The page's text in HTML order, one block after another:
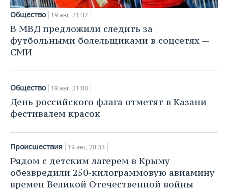
ХОККЕЙ С МЯЧОМ
ПРОИСШЕСТВИЯ
Общество 19 авг, 21:32
В МВД предложили следить за
футбольными болельщиками в соцсетях —
СМИ
Общество 19 авг, 21:00
День российского флага отметят в Казани
фестивалем красок
Происшествия 19 авг, 20:33
Рядом с детским лагерем в Крыму
обезвредили 250-килограммовую авиамину
времен Великой Отечественной войны